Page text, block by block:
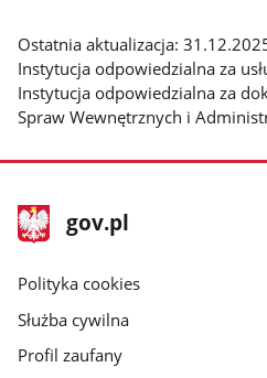
Ostatnia aktualizacja:
Instytucja odpowiedzialna za
Instytucja odpowiedzialna za
Spraw Wewnętrznych i
stopka
gov.pl
Strona
gov.pl
gov.pl
Polityka cookies
Służba cywilna
Profil zaufany